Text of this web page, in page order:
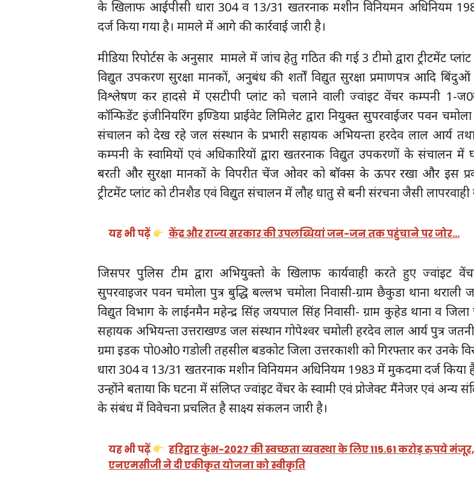
के खिलाफ आईपीसी धारा 304 व 13/31 खतरनाक मशीन विनियमन अधिनियम
दर्ज किया गया है। मामले में आगे की कार्रवाई जारी है।
मीडिया रिपोर्टस के अनुसार मामले में जांच हेतु गठित की गई 3 टीमो द्वारा ट्रीटमेंट
विद्युत उपकरण सुरक्षा मानकों, अनुबंध की शर्तों विद्युत सुरक्षा प्रमाणपत्र आदि
विश्लेषण कर हादसे में एसटीपी प्लांट को चलाने वाली ज्वांइट वेंचर कम्पनी 1-
कॉन्फिडेंट इंजीनियरिंग इण्डिया प्राईवेट लिमिलेट द्वारा नियुक्त सुपरवाईजर पवन
संचालन को देख रहे जल संस्थान के प्रभारी सहायक अभियन्ता हरदेव लाल आर्य
कम्पनी के स्वामियों एवं अधिकारियों द्वारा खतरनाक विद्युत उपकरणों के संचालन में
बरती और सुरक्षा मानकों के विपरीत चेंज ओवर को बॉक्स के ऊपर रखा और इस
ट्रीटमेंट प्लांट को टीनशैड एवं विद्युत संचालन में लौह धातु से बनी संरचना जैसी
यह भी पढ़ें केंद्र और राज्य सरकार की उपलब्धियां जन-जन तक पहुंचाने पर जोर…
जिसपर पुलिस टीम द्वारा अभियुक्तो के खिलाफ कार्यवाही करते हुए ज्वांइट
सुपरवाइजर पवन चमोला पुत्र बुद्धि बल्लभ चमोला निवासी-ग्राम छैकुडा थाना थराली
विद्युत विभाग के लाईनमैन महेन्द्र सिंह जयपाल सिंह निवासी- ग्राम कुहेड थाना व जिला
सहायक अभियन्ता उत्तराखण्ड जल संस्थान गोपेश्वर चमोली हरदेव लाल आर्य पुत्र
ग्रमा इडक पो0ओ0 गडोली तहसील बडकोट जिला उत्तरकाशी को गिरफ्तार कर उनके
धारा 304 व 13/31 खतरनाक मशीन विनियमन अधिनियम 1983 में मुकदमा दर्ज किया
उन्होंने बताया कि घटना में संलिप्त ज्वांइट वेंचर के स्वामी एवं प्रोजेक्ट मैंनेजर एवं अन्य
के संबंध में विवेचना प्रचलित है साक्ष्य संकलन जारी है।
यह भी पढ़ें
हरिद्वार कुंभ-2027 की स्वच्छता व्यवस्था के लिए 115.61 करोड़ रुपये मंजूर,
एनएमसीजी ने दी एकीकृत योजना को स्वीकृति